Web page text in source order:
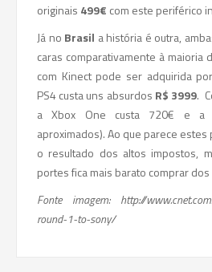
originais 499€ com este periférico
Já no Brasil a história é outra,
caras comparativamente à maioria
com Kinect pode ser adquirida por
PS4 custa uns absurdos R$ 3999.
a Xbox One custa 720€ e a
aproximados). Ao que parece
o resultado dos altos impostos,
portes fica mais barato comprar dos
Fonte imagem: http://
round-1-to-sony/